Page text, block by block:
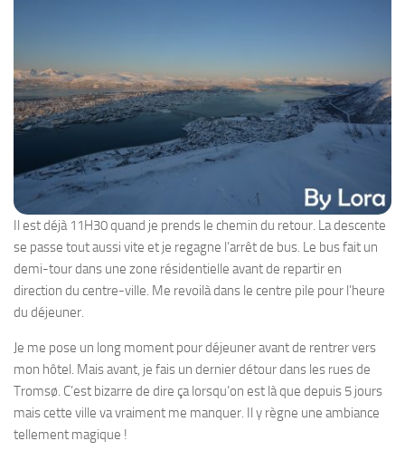
Il est déjà 11H30 quand je prends le chemin du retour. La descente
se passe tout aussi vite et je regagne l’arrêt de bus. Le bus fait un
demi-tour dans une zone résidentielle avant de repartir en
direction du centre-ville. Me revoilà dans le centre pile pour l’heure
du déjeuner.
Je me pose un long moment pour déjeuner avant de rentrer vers
mon hôtel. Mais avant, je fais un dernier détour dans les rues de
Tromsø. C’est bizarre de dire ça lorsqu’on est là que depuis 5 jours
mais cette ville va vraiment me manquer. Il y règne une ambiance
tellement magique !